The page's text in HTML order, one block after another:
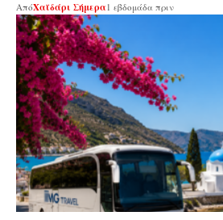
ΑπόΧαϊδάρι Σήμερα1 εβδομάδα πριν